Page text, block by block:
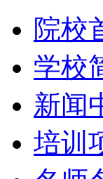
院校
学校
新闻
培训